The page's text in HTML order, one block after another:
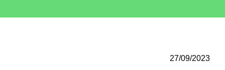
27/09/2023